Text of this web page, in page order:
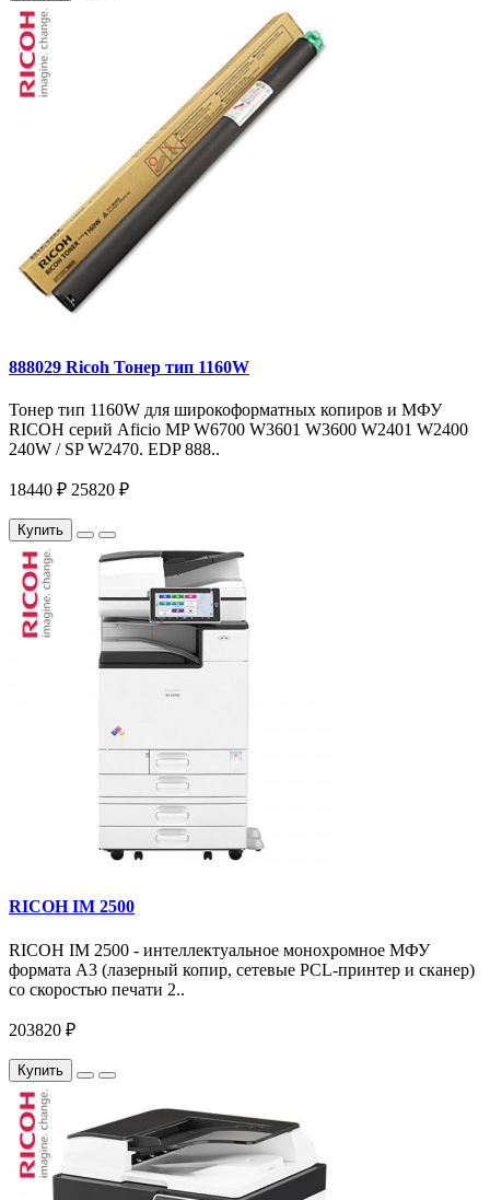
888029 Ricoh Тонер тип 1160W
Тонер тип 1160W для широкоформатных копиров и МФУ
RICOH серий Aficio MP W6700 W3601 W3600 W2401 W2400
240W / SP W2470. EDP 888..
18440 ₽ 25820 ₽
Купить
RICOH IM 2500
RICOH IM 2500 - интеллектуальное монохромное МФУ
формата А3 (лазерный копир, сетевые PCL-принтер и сканер)
со скоростью печати 2..
203820 ₽
Купить